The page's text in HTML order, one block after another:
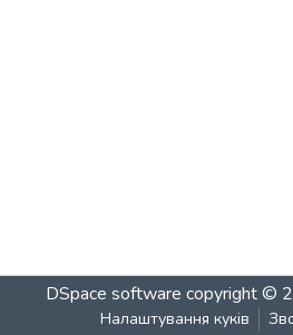
DSpace software copyright ©
Налаштування куків